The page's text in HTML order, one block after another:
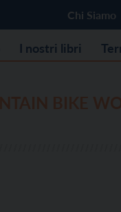
Chi Siamo
I nostri libri